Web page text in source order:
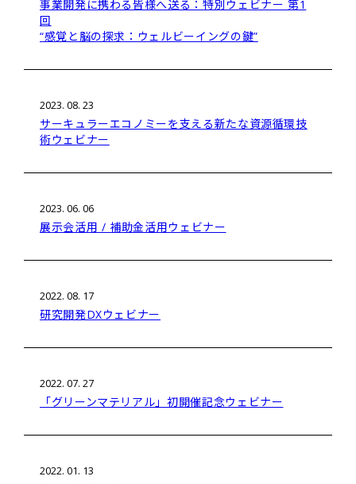
事業開発に携わる皆様へ送る：特別ウェビナー 第1
回
“感覚と脳の探求：ウェルビーイングの鍵”
2023. 08. 23
サーキュラーエコノミーを支える新たな資源循環技
術ウェビナー
2023. 06. 06
展示会活用 / 補助金活用ウェビナー
2022. 08. 17
研究開発DXウェビナー
2022. 07. 27
「グリーンマテリアル」初開催記念ウェビナー
2022. 01. 13